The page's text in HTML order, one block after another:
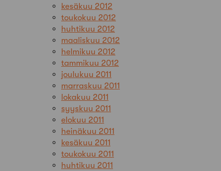
kesäkuu 2012
toukokuu 2012
huhtikuu 2012
maaliskuu 2012
helmikuu 2012
tammikuu 2012
joulukuu 2011
marraskuu 2011
lokakuu 2011
syyskuu 2011
elokuu 2011
heinäkuu 2011
kesäkuu 2011
toukokuu 2011
huhtikuu 2011